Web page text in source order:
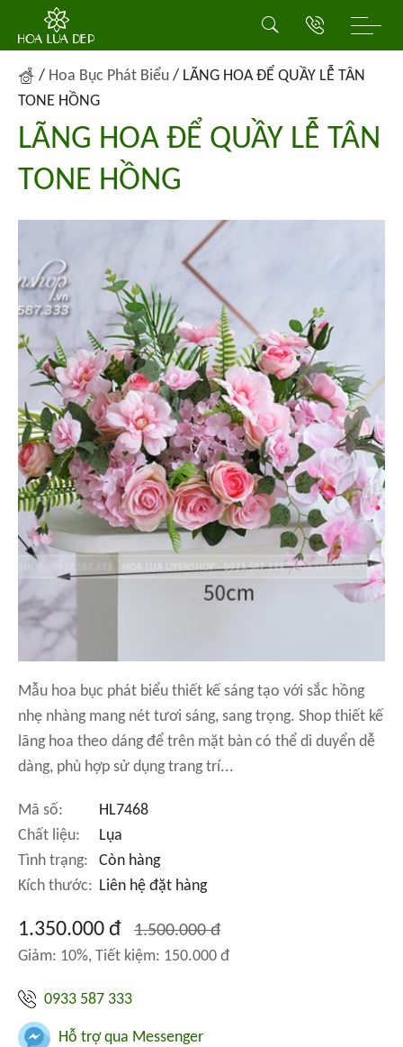
/ Hoa Bục Phát Biểu / LÃNG HOA ĐỂ QUẦY LỄ TÂN
TONE HỒNG
LÃNG HOA ĐỂ QUẦY LỄ TÂN
TONE HỒNG
Mẫu hoa bục phát biểu thiết kế sáng tạo với sắc hồng
nhẹ nhàng mang nét tươi sáng, sang trọng. Shop thiết kế
lãng hoa theo dáng để trên mặt bàn có thể di duyển dễ
dàng, phù hợp sử dụng trang trí...
Mã số:
HL7468
Chất liệu:
Lụa
Tình trạng:
Còn hàng
Kích thước: Liên hệ đặt hàng
1.350.000 đ 1.500.000 đ
Giảm: 10%, Tiết kiệm: 150.000 đ
0933 587 333
Hỗ trợ qua Messenger